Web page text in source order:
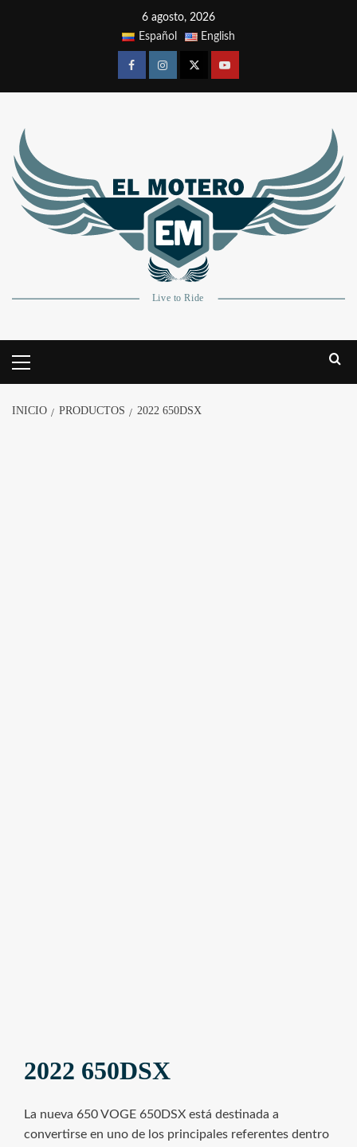
6 agosto, 2026
Español
English
INICIO PRODUCTOS 2022 650DSX
2022 650DSX
La nueva 650 VOGE 650DSX está destinada a
convertirse en uno de los principales referentes dentro